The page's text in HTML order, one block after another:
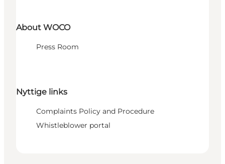
About WOCO
Press Room
Nyttige links
Complaints Policy and Procedure
Whistleblower portal